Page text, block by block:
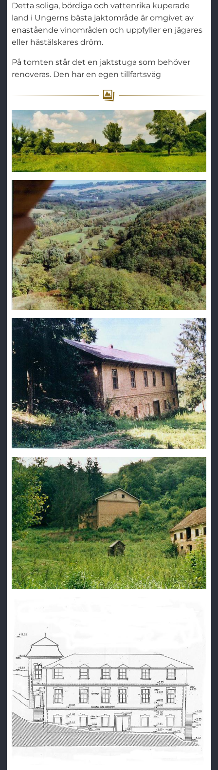
Detta soliga, bördiga och vattenrika kuperade
land i Ungerns bästa jaktområde är omgivet av
enastående vinområden och uppfyller en jägares
eller hästälskares dröm.
På tomten står det en jaktstuga som behöver
renoveras. Den har en egen tillfartsväg